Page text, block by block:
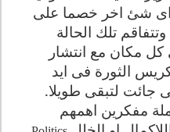
اى شئ اخر خصما على
تلك الحالة
كل مكان مع انتشار
الثورة فى ايد
جائت لتبقى طويلا.
مفكرين اهمهم